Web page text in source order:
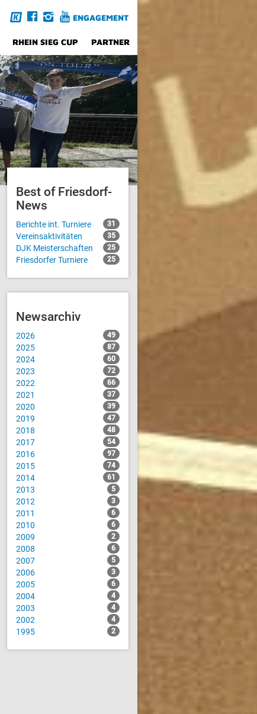
ENGAGEMENT
RHEIN SIEG CUP PARTNER
Best of Friesdorf-
News
Berichte int. Turniere 31
Vereinsaktivitäten 35
DJK Meisterschaften 25
Friesdorfer Turniere 25
Newsarchiv
2026 49
2025 87
2024 60
2023 72
2022 66
2021 37
2020 39
2019 47
2018 48
2017 54
2016 97
2015 74
2014 61
2013 5
2012 3
2011 6
2010 6
2009 2
2008 6
2007 5
2006 3
2005 6
2004 4
2003 4
2002 4
1995 2